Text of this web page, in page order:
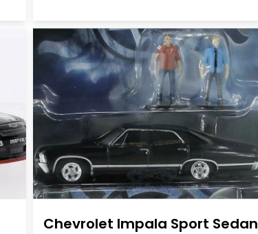
Chevrolet Impala Sport Sedan